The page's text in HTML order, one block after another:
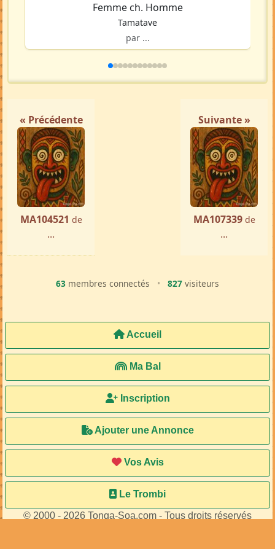
Femme ch. Homme
Tamatave
par ...
« Précédente
MA104521 de
...
Suivante »
MA107339 de
...
63 membres connectés • 827 visiteurs
Accueil
Ma Bal
Inscription
Ajouter une Annonce
Vos Avis
Le Trombi
© 2000 - 2026 Tonga-Soa.com - Tous droits réservés